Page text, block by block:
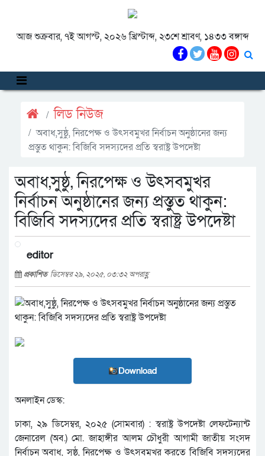
আজ শুক্রবার, ৭ই আগস্ট, ২০২৬ খ্রিস্টাব্দ, ২৩শে শ্রাবণ, ১৪৩৩ বঙ্গাব্দ
লিড নিউজ
অবাধ,সুষ্ঠু, নিরপেক্ষ ও উৎসবমুখর নির্বাচন অনুষ্ঠানের জন্য
প্রস্তুত থাকুন: বিজিবি সদস্যদের প্রতি স্বরাষ্ট্র উপদেষ্টা
অবাধ,সুষ্ঠু, নিরপেক্ষ ও উৎসবমুখর
নির্বাচন অনুষ্ঠানের জন্য প্রস্তুত থাকুন:
বিজিবি সদস্যদের প্রতি স্বরাষ্ট্র উপদেষ্টা
editor
প্রকাশিত ডিসেম্বর ২৯, ২০২৫, ০৩:৩২ অপরাহ্ণ
Download
অনলাইন ডেস্ক:
ঢাকা, ২৯ ডিসেম্বর, ২০২৫ (সোমবার) : স্বরাষ্ট্র উপদেষ্টা লেফটেন্যান্ট
জেনারেল (অব.) মো. জাহাঙ্গীর আলম চৌধুরী আগামী জাতীয় সংসদ
নির্বাচন অবাধ, সুষ্ঠু, নিরপেক্ষ ও উৎসবমুখর করতে বিজিবি সদস্যদের